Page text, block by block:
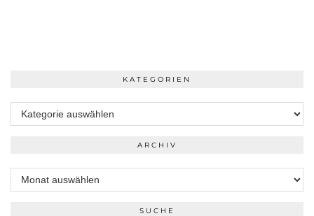
KATEGORIEN
Kategorien
ARCHIV
Archiv
SUCHE